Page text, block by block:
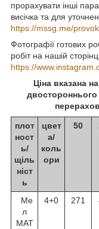
прорахувати інші
висічка та для
https://mssg.me/
Фотографії готових
робіт на нашій
https://
Ціна вказана
плот
ност
ь/
щіль
ніст
ь
цвет
а/
коль
ори
50
Ме
л
МАТ
4+0 271